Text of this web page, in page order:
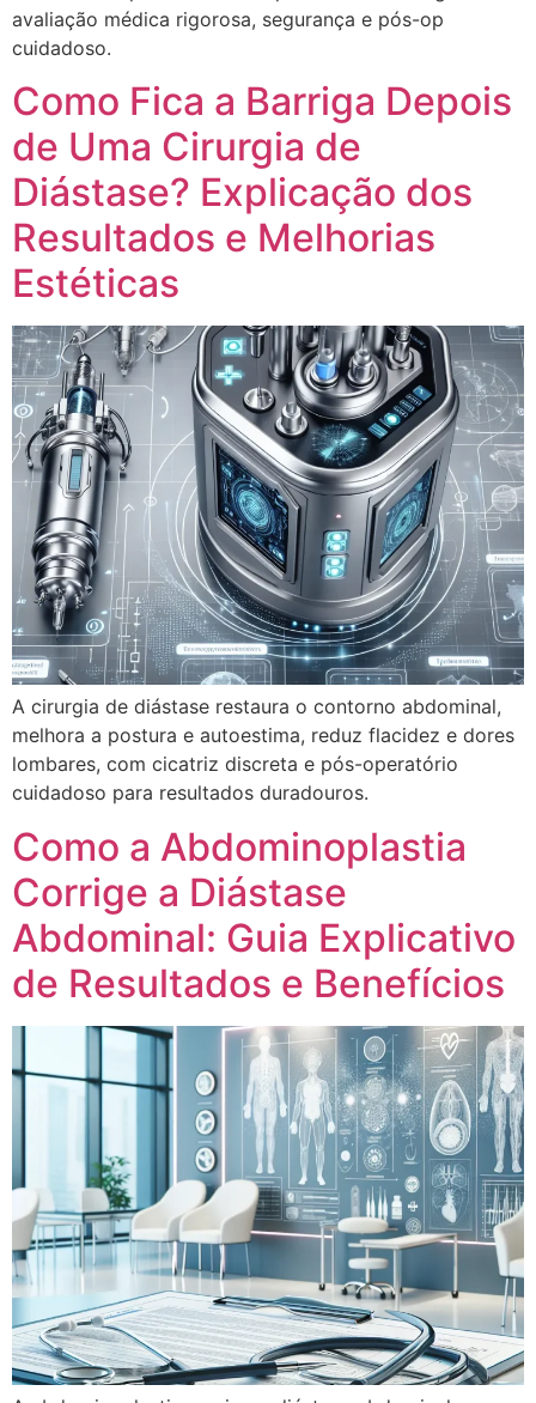
avaliação médica rigorosa, segurança e pós-op
cuidadoso.
Como Fica a Barriga Depois
de Uma Cirurgia de
Diástase? Explicação dos
Resultados e Melhorias
Estéticas
A cirurgia de diástase restaura o contorno abdominal,
melhora a postura e autoestima, reduz flacidez e dores
lombares, com cicatriz discreta e pós-operatório
cuidadoso para resultados duradouros.
Como a Abdominoplastia
Corrige a Diástase
Abdominal: Guia Explicativo
de Resultados e Benefícios